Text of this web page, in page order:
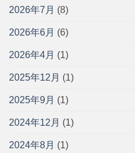
管
効
化
る
法
導
入
テ
中
小
業
現
に
り
添
パ
ト
発
の
い・
リ
導
手
を
ト
入
イ
問
合
せ
75%
2026年7月 (8)
2026年6月 (6)
2026年4月 (1)
2025年12月 (1)
2025年9月 (1)
2024年12月 (1)
2024年8月 (1)